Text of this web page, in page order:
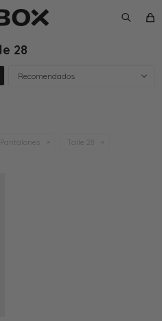
28
Recomendados
Pantalones Talle 28